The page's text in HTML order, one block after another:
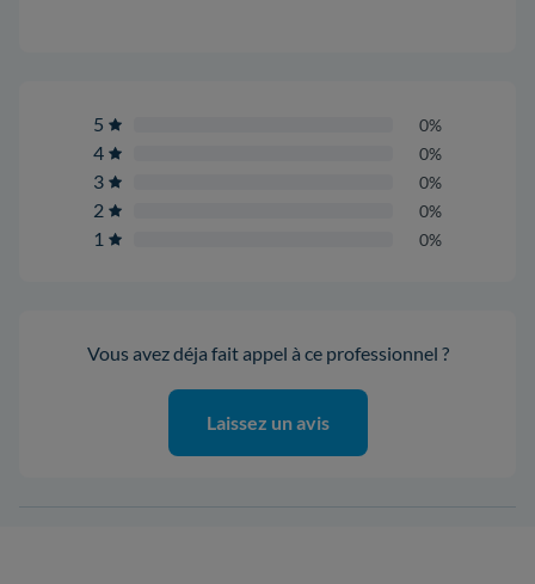
5 0%
4 0%
3 0%
2 0%
1 0%
Vous avez déja fait appel à ce professionnel ?
Laissez un avis